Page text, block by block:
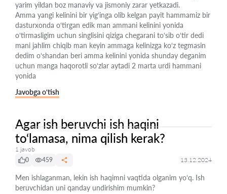
yarim yildan boz manaviy va jismoniy zarar yetkazadi.
Amma yangi kelinini bir yig‘inga olib kelgan payit hammamiz bir
dasturxonda o‘tirgan edik man ammani kelinini yonida
o‘tirmasligim uchun singlisini qiziga chegarani to‘sib o‘tir dedi
mani jahlim chiqib man keyin ammaga kelinizga ko‘z tegmasin
dedim o‘shandan beri amma kelinini yonida shunday deganim
uchun manga haqorotli so‘zlar aytadi 2 marta urdi hammani
yonida
Javobga o‘tish
Agar ish beruvchi ish haqini
to‘lamasa, nima qilish kerak?
1 javob
0
459 13.12.2024
Men ishlaganman, lekin ish haqimni vaqtida olganim yo‘q. Ish
beruvchidan uni qanday undirishim mumkin?